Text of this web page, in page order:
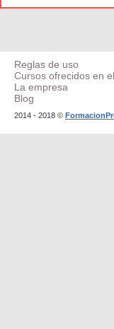
Reglas de uso
Cursos ofrecidos en
La empresa
Blog
2014 - 2018 ©